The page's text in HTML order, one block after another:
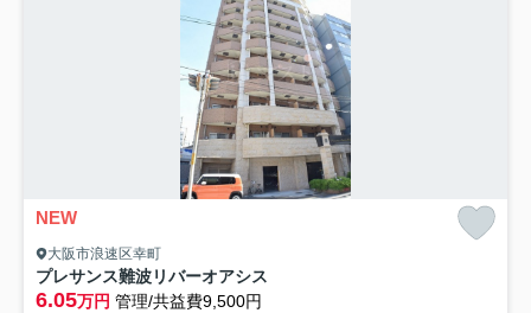
NEW
大阪市浪速区幸町
プレサンス難波リバーオアシス
6.05万円 管理/共益費9,500円